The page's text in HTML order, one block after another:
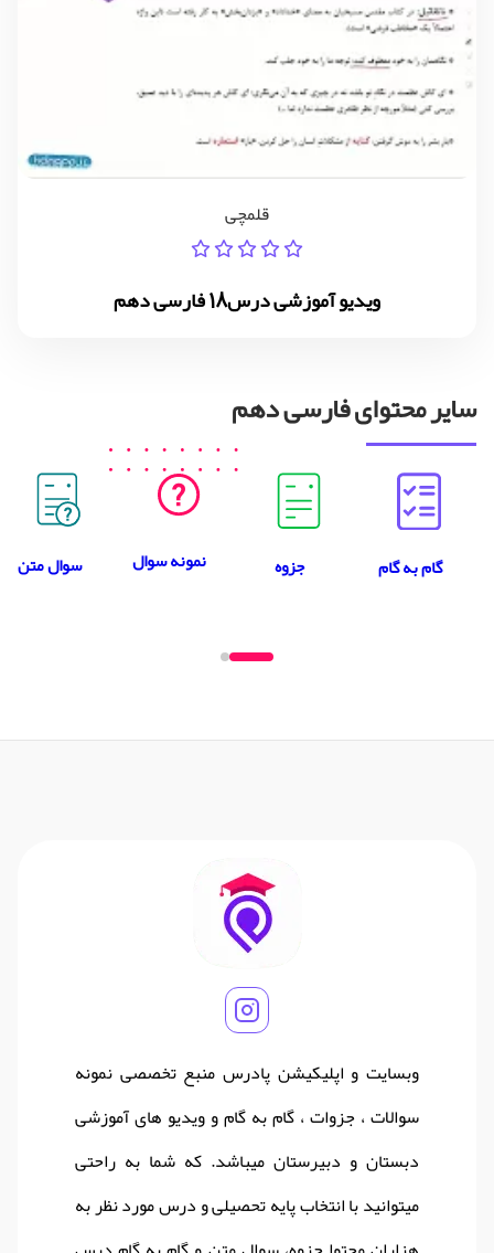
قلمچی
ویدیو آموزشی درس18 فارسی دهم
سایر محتوای فارسی دهم
گام به گام جزوه نمونه سوال سوال متن
وبسایت و اپلیکیشن پادرس منبع تخصصی نمونه
سوالات ، جزوات ، گام به گام و ویدیو های آموزشی
دبستان و دبیرستان میباشد. که شما به راحتی
میتوانید با انتخاب پایه تحصیلی و درس مورد نظر به